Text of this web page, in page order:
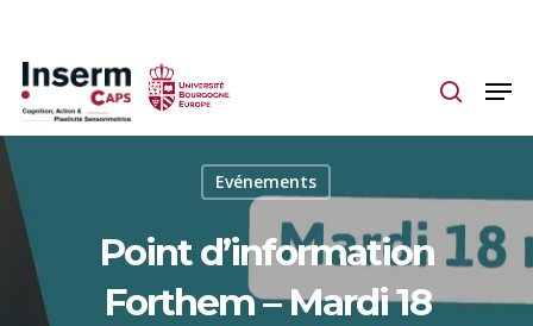
main
content
Evénements
Point d’information
Forthem – Mardi 18